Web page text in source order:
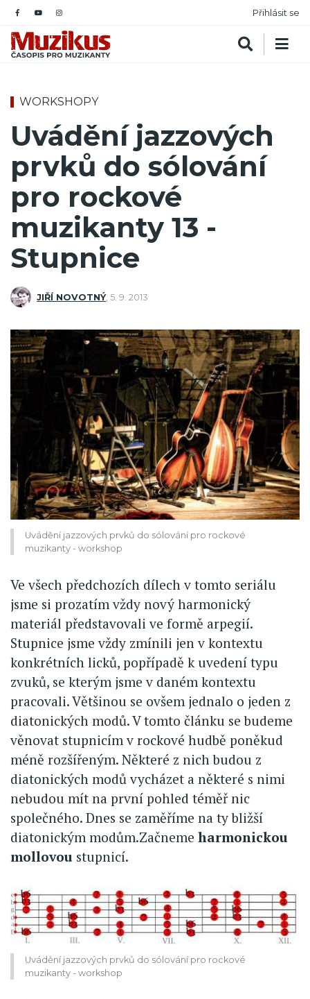
Přihlásit se
WORKSHOPY
Uvádění jazzových
prvků do sólování
pro rockové
muzikanty 13 -
Stupnice
JIŘÍ NOVOTNÝ, 5. 9. 2013
Uvádění jazzových prvků do sólování pro rockové
muzikanty - workshop
Ve všech předchozích dílech v tomto seriálu
jsme si prozatím vždy nový harmonický
materiál představovali ve formě arpegií.
Stupnice jsme vždy zmínili jen v kontextu
konkrétních licků, popřípadě k uvedení typu
zvuků, se kterým jsme v daném kontextu
pracovali. Většinou se ovšem jednalo o jeden z
diatonických modů. V tomto článku se budeme
věnovat stupnicím v rockové hudbě poněkud
méně rozšířeným. Některé z nich budou z
diatonických modů vycházet a některé s nimi
nebudou mít na první pohled téměř nic
společného. Dnes se zaměříme na ty bližší
diatonickým modům.Začneme harmonickou
mollovou stupnicí.
Uvádění jazzových prvků do sólování pro rockové
muzikanty - workshop